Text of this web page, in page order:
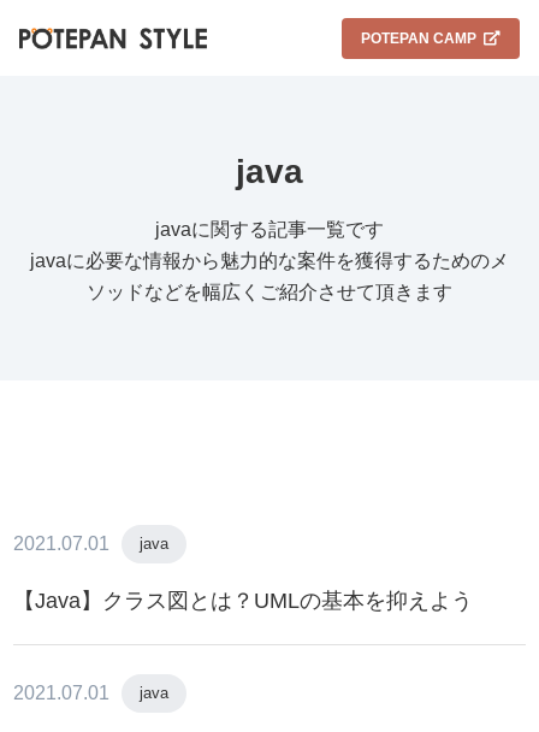
POTEPAN CAMP
java
javaに関する記事一覧です
javaに必要な情報から魅力的な案件を獲得するためのメ
ソッドなどを幅広くご紹介させて頂きます
2021.07.01 java
【Java】クラス図とは？UMLの基本を抑えよう
2021.07.01 java